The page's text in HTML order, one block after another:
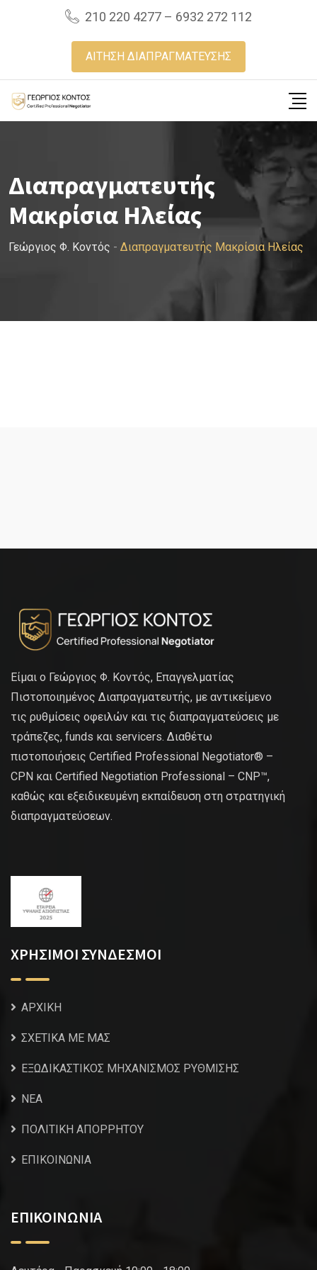
210 220 4277 – 6932 272 112
ΑΙΤΗΣΗ ΔΙΑΠΡΑΓΜΑΤΕΥΣΗΣ
Διαπραγματευτής
Μακρίσια Ηλείας
Γεώργιος Φ. Κοντός - Διαπραγματευτής Μακρίσια Ηλείας
Είμαι ο Γεώργιος Φ. Κοντός, Επαγγελματίας
Πιστοποιημένος Διαπραγματευτής, με αντικείμενο
τις ρυθμίσεις οφειλών και τις διαπραγματεύσεις με
τράπεζες, funds και servicers. Διαθέτω
πιστοποιήσεις Certified Professional Negotiator® –
CPN και Certified Negotiation Professional – CNP™,
καθώς και εξειδικευμένη εκπαίδευση στη στρατηγική
διαπραγματεύσεων.
ΧΡΗΣΙΜΟΙ ΣΥΝΔΕΣΜΟΙ
ΑΡΧΙΚΗ
ΣΧΕΤΙΚΑ ΜΕ ΜΑΣ
ΕΞΩΔΙΚΑΣΤΙΚΟΣ ΜΗΧΑΝΙΣΜΟΣ ΡΥΘΜΙΣΗΣ
NEA
ΠΟΛΙΤΙΚΗ ΑΠΟΡΡΗΤΟΥ
ΕΠΙΚΟΙΝΩΝΙΑ
ΕΠΙΚΟΙΝΩΝΙΑ